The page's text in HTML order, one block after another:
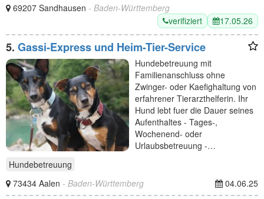
69207 Sandhausen - Baden-Württemberg
verifiziert
17.05.26
5. Gassi-Express und Heim-Tier-Service
Hundebetreuung mit
Familienanschluss ohne
Zwinger- oder Kaefighaltung von
erfahrener Tierarzthelferin. Ihr
Hund lebt fuer die Dauer seines
Aufenthaltes - Tages-,
Wochenend- oder
Urlaubsbetreuung -…
Hundebetreuung
73434 Aalen - Baden-Württemberg 04.06.25